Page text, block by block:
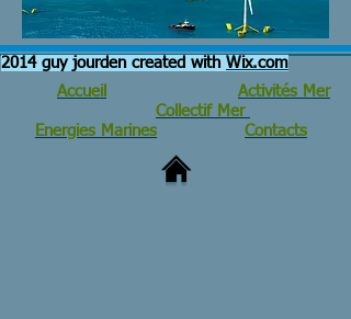
2014 guy jourden created with Wix.com
Accueil
Activités Mer
Collectif Mer
Energies Marines
Contacts